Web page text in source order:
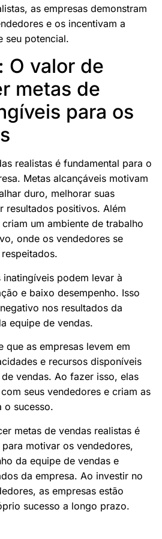
as empresas demonstram
e os incentivam a
seu potencial.
O valor de
metas de
para os
realistas é fundamental para o
Metas alcançáveis motivam
duro, melhorar suas
resultados positivos. Além
um ambiente de trabalho
onde os vendedores se
podem levar à
e baixo desempenho. Isso
nos resultados da
equipe de vendas.
que as empresas levem em
e recursos disponíveis
vendas. Ao fazer isso, elas
seus vendedores e criam as
o sucesso.
metas de vendas realistas é
motivar os vendedores,
da equipe de vendas e
da empresa. Ao investir no
as empresas estão
sucesso a longo prazo.